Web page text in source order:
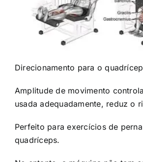
Direcionamento para o
Amplitude de movimento
usada adequadamente, reduz o
Perfeito para exercícios de
quadríceps.